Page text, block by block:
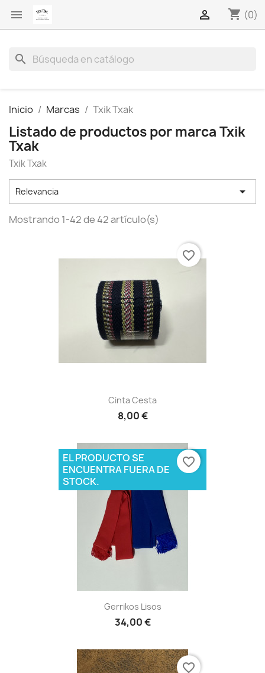
 shopping_cart (0)

search
Inicio Marcas Txik Txak
Listado de productos por marca Txik
Txak
Txik Txak
Relevancia 
Mostrando 1-42 de 42 artículo(s)
Cinta Cesta
8,00 €
favorite_border
Gerrikos Lisos
34,00 €
EL PRODUCTO SE
ENCUENTRA FUERA DE
STOCK.
favorite_border
favorite_border